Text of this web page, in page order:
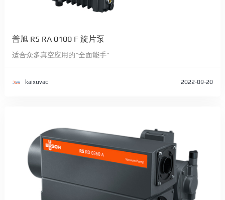
普旭 R5 RA 0100 F 旋片泵
适合众多真空应用的“全面能手”
kaixuvac 2022-09-20